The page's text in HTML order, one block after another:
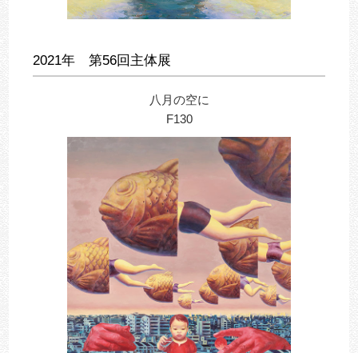
2021年 第56回主体展
八月の空に
F130